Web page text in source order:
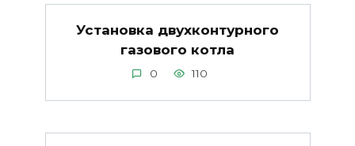
Установка двухконтурного
газового котла
0 110